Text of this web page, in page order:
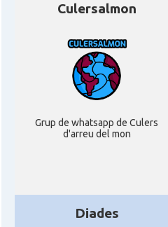
Culersalmon
Grup de whatsapp de Culers
d'arreu del mon
Diades